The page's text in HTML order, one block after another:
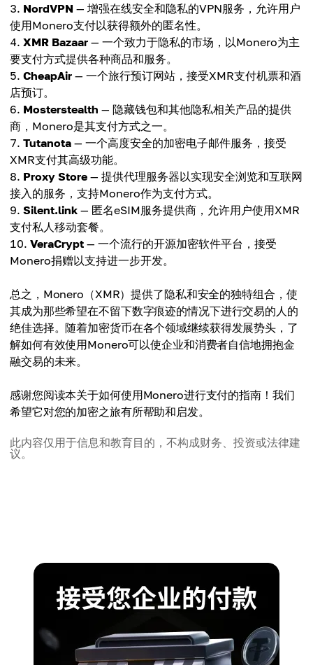
NordVPN — 增强在线安全和隐私的VPN服务，允许用户
使用Monero支付以获得额外的匿名性。
XMR Bazaar — 一个致力于隐私的市场，以Monero为主
要支付方式提供各种商品和服务。
CheapAir — 一个旅行预订网站，接受XMR支付机票和酒
店预订。
Mosterstealth — 隐藏钱包和其他隐私相关产品的提供
商，Monero是其支付方式之一。
Tutanota — 一个高度安全的加密电子邮件服务，接受
XMR支付其高级功能。
Proxy Store — 提供代理服务器以实现安全浏览和互联网
接入的服务，支持Monero作为支付方式。
Silent.link — 匿名eSIM服务提供商，允许用户使用XMR
支付私人移动套餐。
VeraCrypt — 一个流行的开源加密软件平台，接受
Monero捐赠以支持进一步开发。
总之，Monero（XMR）提供了隐私和安全的独特组合，使
其成为那些希望在不留下数字痕迹的情况下进行交易的人的
绝佳选择。随着加密货币在各个领域继续获得发展势头，了
解如何有效使用Monero可以使企业和消费者自信地拥抱金
融交易的未来。
感谢您阅读本关于如何使用Monero进行支付的指南！我们
希望它对您的加密之旅有所帮助和启发。
此内容仅用于信息和教育目的，不构成财务、投资或法律建
议。